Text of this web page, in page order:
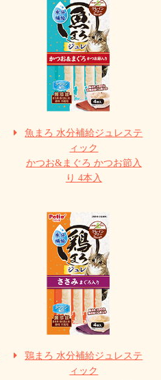
魚まろ 水分補給ジュレステ
ィック
かつお&まぐろ かつお節入
り 4本入
鶏まろ 水分補給ジュレステ
ィック